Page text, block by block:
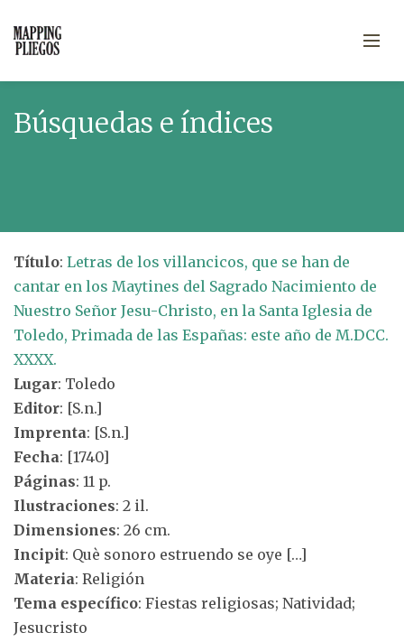
Búsquedas e índices
Título: Letras de los villancicos, que se han de
cantar en los Maytines del Sagrado Nacimiento de
Nuestro Señor Jesu-Christo, en la Santa Iglesia de
Toledo, Primada de las Españas: este año de M.DCC.
XXXX.
Lugar: Toledo
Editor: [S.n.]
Imprenta: [S.n.]
Fecha: [1740]
Páginas: 11 p.
Ilustraciones: 2 il.
Dimensiones: 26 cm.
Incipit: Què sonoro estruendo se oye […]
Materia: Religión
Tema específico: Fiestas religiosas; Natividad;
Jesucristo